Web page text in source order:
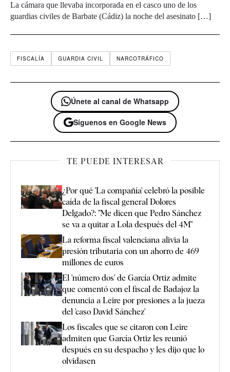
La cámara que llevaba incorporada en el casco uno de los
guardias civiles de Barbate (Cádiz) la noche del asesinato […]
FISCALÍA GUARDIA CIVIL NARCOTRÁFICO
Únete al canal de Whatsapp
Síguenos en Google News
TE PUEDE INTERESAR
¿Por qué 'La compañía' celebró la posible
caída de la fiscal general Dolores
Delgado?: "Me dicen que Pedro Sánchez
se va a quitar a Lola después del 4M"
La reforma fiscal valenciana alivia la
presión tributaria con un ahorro de 469
millones de euros
El 'número dos' de García Ortiz admite
que comentó con el fiscal de Badajoz la
denuncia a Leire por presiones a la jueza
del 'caso David Sánchez'
Los fiscales que se citaron con Leire
admiten que García Ortiz les reunió
después en su despacho y les dijo que lo
olvidasen